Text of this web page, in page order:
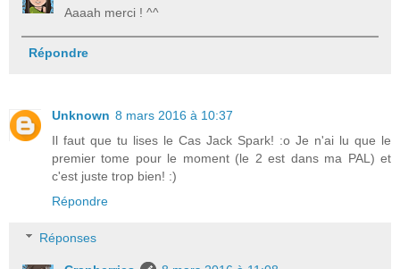
Aaaah merci ! ^^
Répondre
Unknown 8 mars 2016 à 10:37
Il faut que tu lises le Cas Jack Spark! :o Je n'ai lu que le
premier tome pour le moment (le 2 est dans ma PAL) et
c'est juste trop bien! :)
Répondre
Réponses